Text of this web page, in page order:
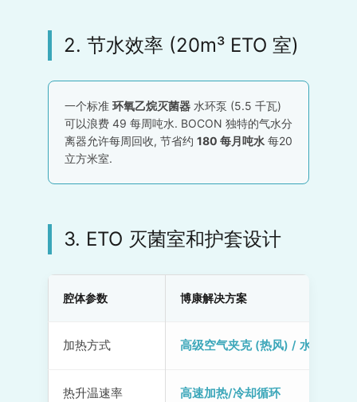
2. 节水效率 (20m³ ETO 室)
一个标准 环氧乙烷灭菌器 水环泵 (5.5 千瓦)
可以浪费 49 每周吨水. BOCON 独特的气水分
离器允许每周回收, 节省约 180 每月吨水 每20
立方米室.
3. ETO 灭菌室和护套设计
腔体参数 博康解决方案
加热方式 高级空气夹克 (热风) / 水套
热升温速率 高速加热/冷却循环